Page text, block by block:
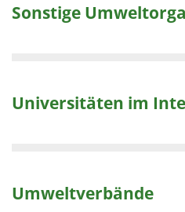
Sonstige
Universitäten im
Umweltverbände